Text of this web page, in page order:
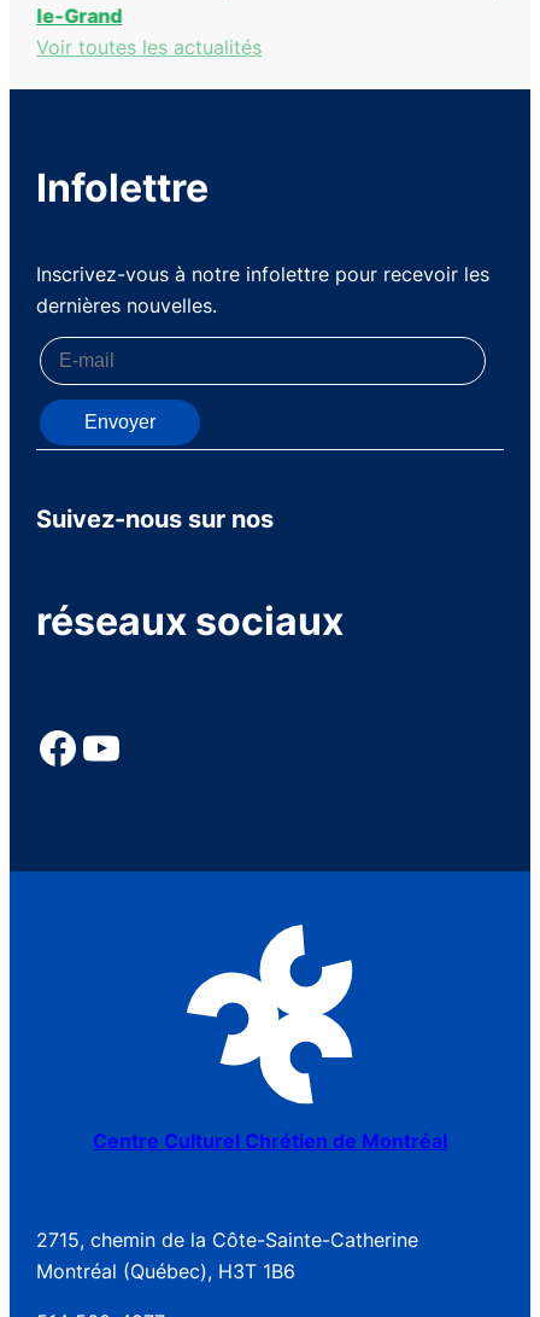
le-Grand
Voir toutes les actualités
Infolettre
Inscrivez-vous à notre infolettre pour recevoir les
dernières nouvelles.
Envoyer
Suivez-nous sur nos
réseaux sociaux
Centre Culturel Chrétien de Montréal
2715, chemin de la Côte-Sainte-Catherine
Montréal (Québec), H3T 1B6